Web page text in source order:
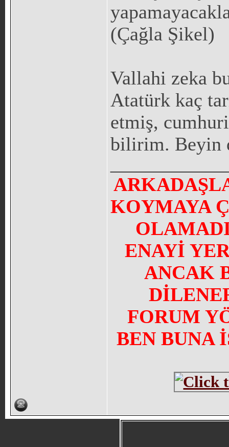
(Çağla Şikel)
Vallahi zeka
Atatürk kaç
etmiş,
bilirim. Beyin
KOYMAYA
ENAYİ
ANCAK
FORUM
BEN BUNA